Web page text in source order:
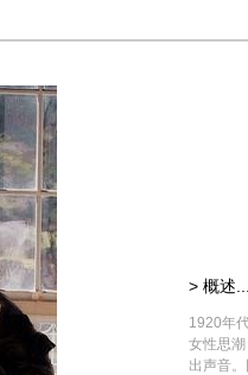
> 概述...
1920年
女性思
出声音